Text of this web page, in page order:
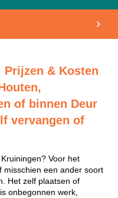
& Kosten
of binnen Deur
vervangen of
Voor het
misschien een ander soort
Het zelf plaatsen of
onbegonnen werk,